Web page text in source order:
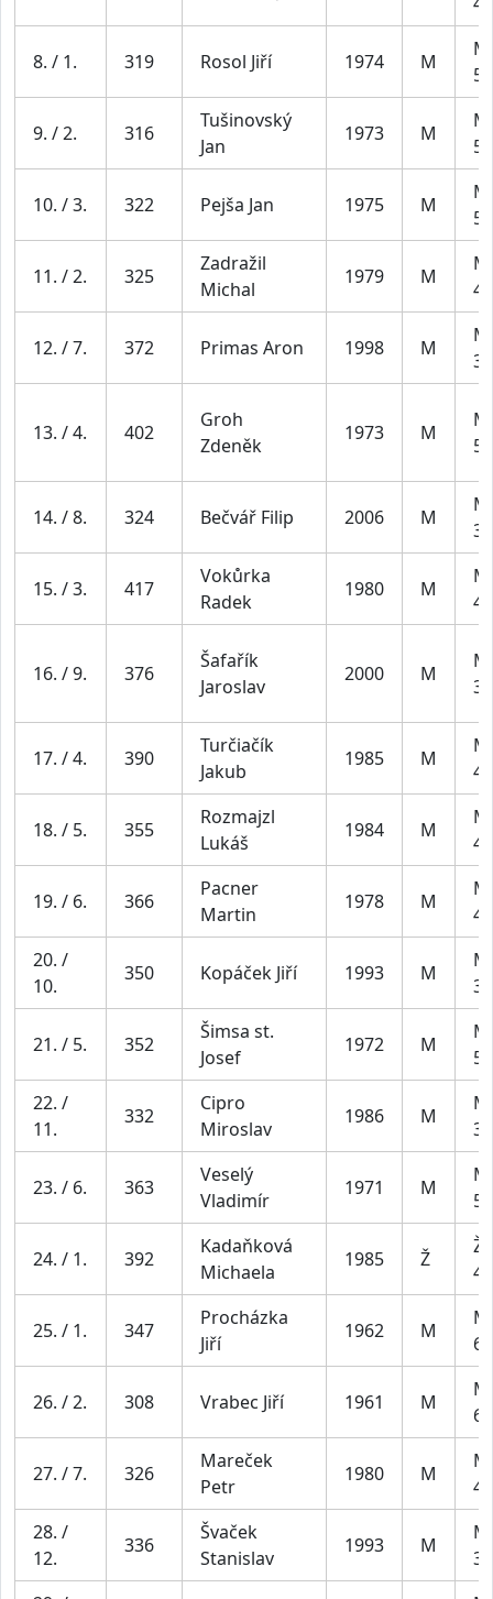
8. / 1. 319 Rosol Jiří 1974 M
9. / 2. 316
Tušinovský
Jan
1973 M
10. / 3. 322 Pejša Jan 1975 M
11. / 2. 325
Zadražil
Michal
1979 M
12. / 7. 372 Primas Aron 1998 M
13. / 4. 402
Groh
Zdeněk
1973 M
14. / 8. 324 Bečvář Filip 2006 M
15. / 3. 417
Vokůrka
Radek
1980 M
16. / 9. 376
Šafařík
Jaroslav
2000 M
17. / 4. 390
Turčiačík
Jakub
1985 M
18. / 5. 355
Rozmajzl
Lukáš
1984 M
19. / 6. 366
Pacner
Martin
1978 M
20. /
10.
350 Kopáček Jiří 1993 M
21. / 5. 352
Šimsa st.
Josef
1972 M
22. /
11.
332
Cipro
Miroslav
1986 M
23. / 6. 363
Veselý
Vladimír
1971 M
24. / 1. 392
Kadaňková
Michaela
1985 Ž
25. / 1. 347
Procházka
Jiří
1962 M
26. / 2. 308 Vrabec Jiří 1961 M
27. / 7. 326
Mareček
Petr
1980 M
28. /
12.
336
Švaček
Stanislav
1993 M